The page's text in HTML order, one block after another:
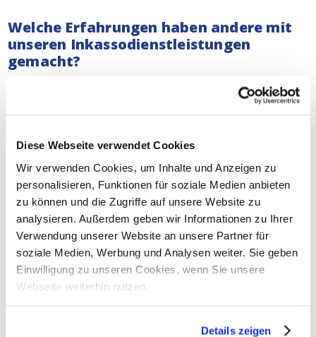
Diese Webseite verwendet Cookies
Wir verwenden Cookies, um Inhalte und Anzeigen zu
personalisieren, Funktionen für soziale Medien anbieten
zu können und die Zugriffe auf unsere Website zu
analysieren. Außerdem geben wir Informationen zu Ihrer
Verwendung unserer Website an unsere Partner für
soziale Medien, Werbung und Analysen weiter. Sie geben
Einwilligung zu unseren Cookies, wenn Sie unsere
Webseite weiterhin nutzen.
Details zeigen
Welche Erfahrungen haben andere mit
unseren Inkassodienstleistungen
gemacht?
befassen sich mit ernsten
Fällen. Ganz gleich, ob Sie ein Kleinunternehmer oder
Unternehmen sollte mit leeren Händen dastehen, wenn
es hart gearbeitet hat.Lesen Sie hier, was wir in der
Vergangenheit für andere Unternehmen getan haben.
Unterstützung bei gerichtlichen
Inkassoverfahren in Madrid
Sowohl bei außergerichtlichen als auch bei
gerichtlichen Inkassoverfahren im gesamtenSpanien
können Sie sich jederzeit auf unsere Dienste verlassen.
gerichtlichen Verfahren in Madrid helfen: